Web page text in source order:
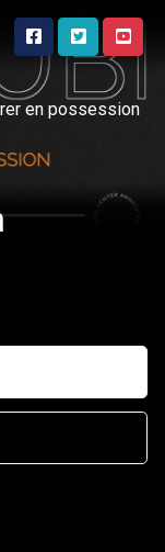
en possession